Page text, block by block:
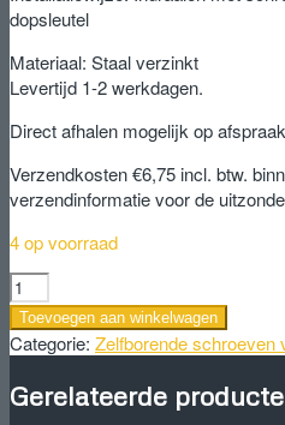
dopsleutel
Materiaal: Staal verzinkt
Levertijd 1-2 werkdagen.
Direct afhalen mogelijk op
Verzendkosten €6,75 incl. btw.
verzendinformatie voor de
4 op voorraad
Schroef
staal
tegen
staal
5.5x32mm
verzinkt
Toevoegen aan winkelwagen
Categorie: Zelfborende schroeven
Gerelateerde